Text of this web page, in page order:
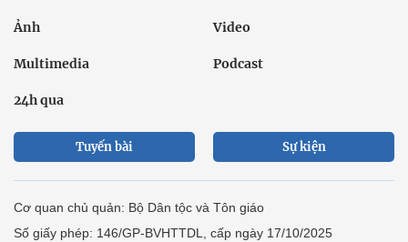
Ảnh Video
Multimedia Podcast
24h qua
Tuyến bài Sự kiện
Cơ quan chủ quản: Bộ Dân tộc và Tôn giáo
Số giấy phép: 146/GP-BVHTTDL, cấp ngày 17/10/2025